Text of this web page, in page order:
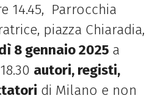
14.45, Parrocchia
piazza Chiaradia,
8 gennaio 2025 a
autori, registi,
di Milano e non